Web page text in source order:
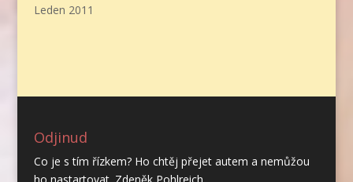
Leden 2011
Odjinud
Co je s tím řízkem? Ho chtěj přejet autem a nemůžou